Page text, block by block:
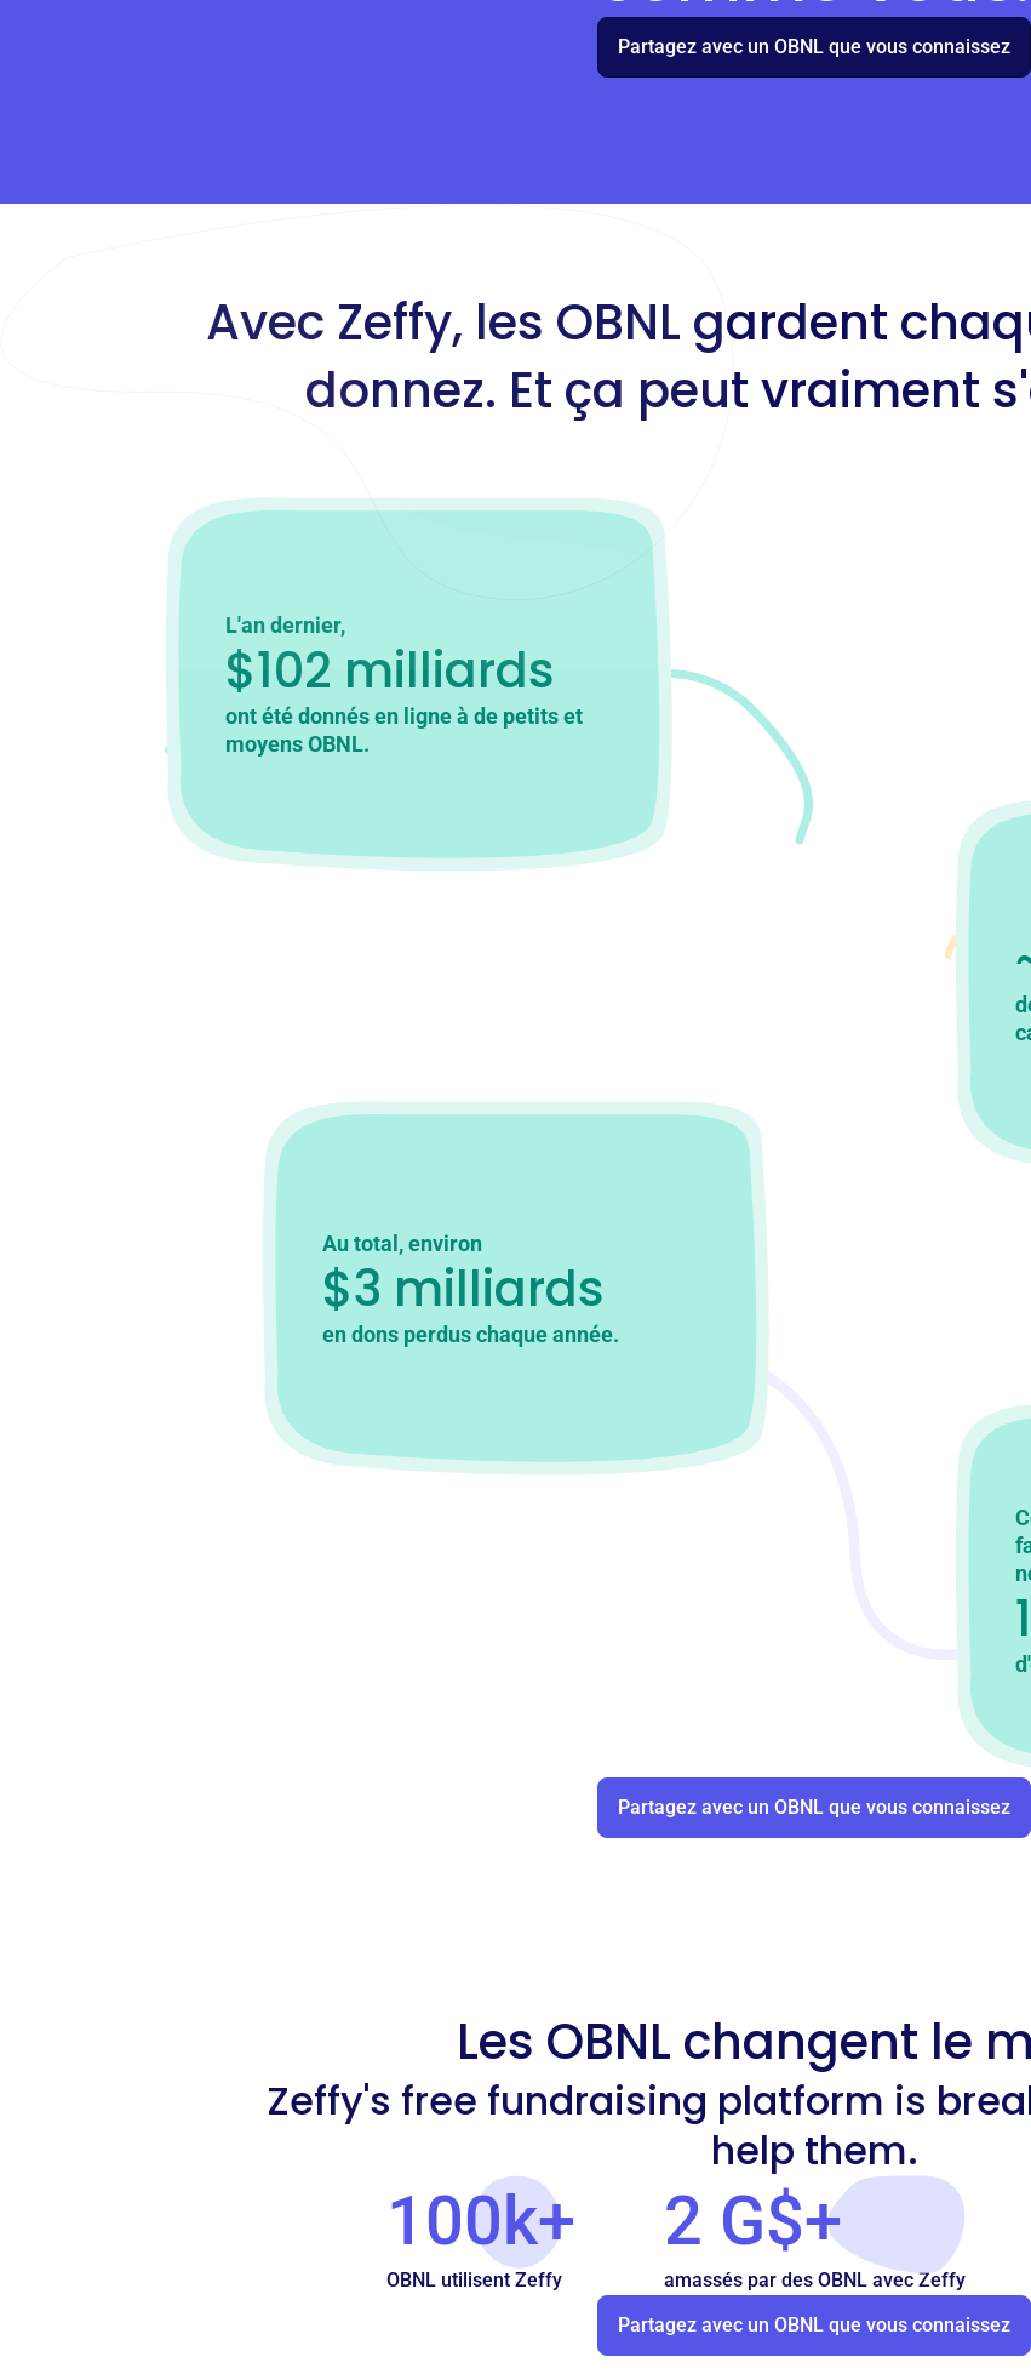
Partagez avec un OBNL que vous connaissez
Avec Zeffy, les OBNL gardent
donnez. Et ça peut vraiment
L'an dernier,
$102 milliards
ont été donnés en ligne à de petits et
moyens OBNL.
Au total, environ
$3 milliards
en dons perdus chaque année.
Partagez avec un OBNL que vous connaissez
Les OBNL changent le
Zeffy's free fundraising platform is
help them.
100k+
OBNL utilisent Zeffy
2 G$+
amassés par des OBNL avec Zeffy
Partagez avec un OBNL que vous connaissez